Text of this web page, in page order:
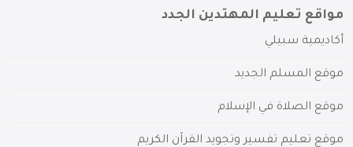
مواقع تعليم المهتدين الجدد
أكاديمية سبيلي
موقع المسلم الجديد
موقع الصلاة في الإسلام
موقع تعليم تفسير وتجويد القرآن الكريم